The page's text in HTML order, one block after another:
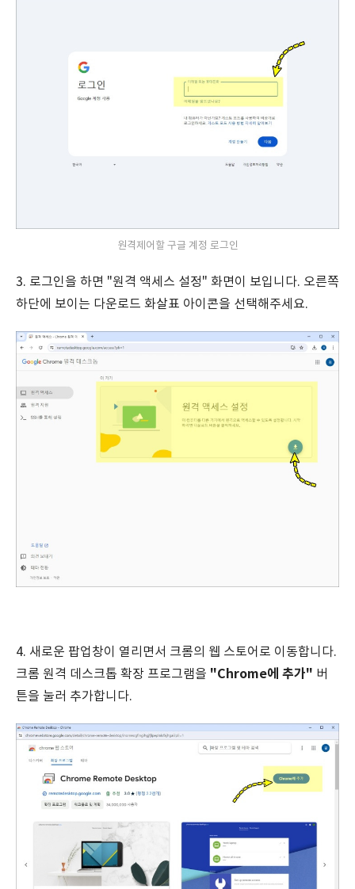
원격제어할 구글 계정 로그인
3. 로그인을 하면 "원격 액세스 설정" 화면이 보입니다. 오른쪽
하단에 보이는 다운로드 화살표 아이콘을 선택해주세요.
4. 새로운 팝업창이 열리면서 크롬의 웹 스토어로 이동합니다.
크롬 원격 데스크톱 확장 프로그램을 "Chrome에 추가" 버
튼을 눌러 추가합니다.